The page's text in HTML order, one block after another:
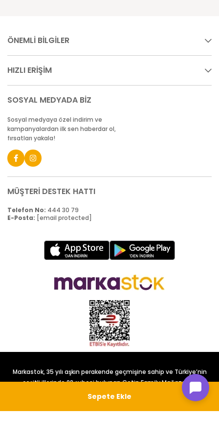
ÖNEMLİ BİLGİLER
HIZLI ERİŞİM
SOSYAL MEDYADA BİZ
Sosyal medyaya özel indirim ve
kampanyalardan ilk sen haberdar ol,
fırsatları yakala!
MÜŞTERİ DESTEK HATTI
Telefon No: 444 30 79
E-Posta: [email protected]
Markastok, 35 yılı aşkın perakende geçmişine sahip ve Türkiye’nin
çeşitli illerinde 22 şubesi bulunan Çetin Family Mağazacılık
tarafından kurulmuştur.